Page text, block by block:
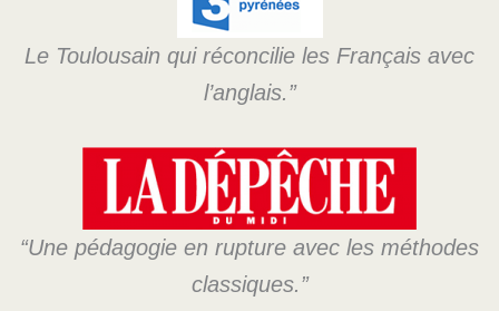
Le Toulousain qui réconcilie les Français avec
l’anglais.”
“Une pédagogie en rupture avec les méthodes
classiques.”